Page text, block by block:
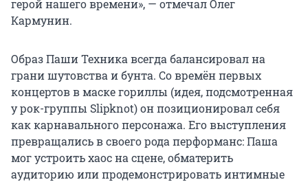
герой нашего времени», — отмечал Олег
Кармунин.
Образ Паши Техника всегда балансировал на
грани шутовства и бунта. Со времён первых
концертов в маске гориллы (идея, подсмотренная
у рок-группы Slipknot) он позиционировал себя
как карнавального персонажа. Его выступления
превращались в своего рода перформанс: Паша
мог устроить хаос на сцене, обматерить
аудиторию или продемонстрировать интимные